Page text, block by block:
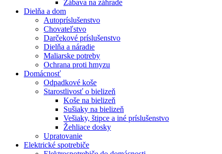
Zábava na záhrade
Dielňa a dom
Autopríslušenstvo
Chovateľstvo
Darčekové príslušenstvo
Dielňa a náradie
Maliarske potreby
Ochrana proti hmyzu
Domácnosť
Odpadkové koše
Starostlivosť o bielizeň
Koše na bielizeň
Sušiaky na bielizeň
Vešiaky, štipce a iné príslušenstvo
Žehliace dosky
Upratovanie
Elektrické spotrebiče